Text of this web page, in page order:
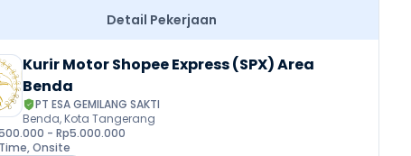
Detail Pekerjaan
Kurir Motor Shopee Express (SPX) Area
Benda
PT ESA GEMILANG SAKTI
Benda, Kota Tangerang
- Rp5.000.000
, Onsite